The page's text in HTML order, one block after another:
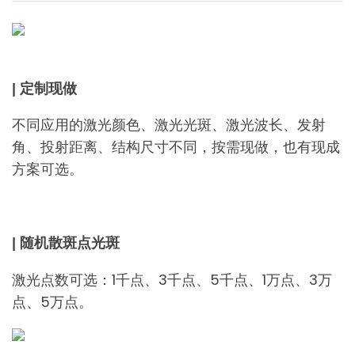
| 定制现做
不同应用的激光颜色、激光光斑、激光波长、发射
角、投射距离、结构尺寸不同，按需现做，也有现成
方案可选。
| 随机散斑点光斑
激光点数可选：1千点、3千点、5千点、1万点、3万
点、5万点。